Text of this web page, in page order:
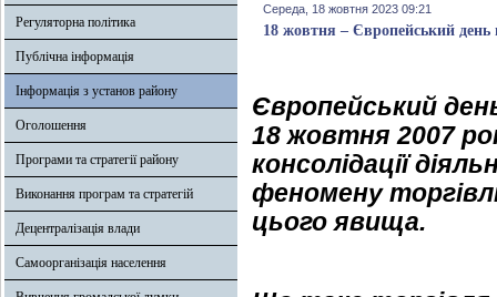
Регуляторна політика
Публічна інформація
Інформація з установ району
Оголошення
Програми та стратегії району
Виконання програм та стратегій
Децентралізація влади
Самоорганізація населення
Середа, 18 жовтня 2023 09:21
18 жовтня – Європейський день
Європейський
18 жовтня 2007
консолідації
феномену
цього явища.